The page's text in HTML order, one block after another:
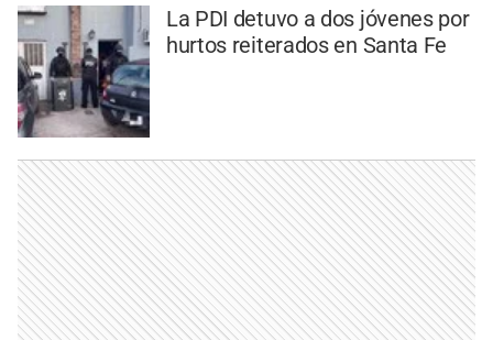
La PDI detuvo a dos jóvenes por
hurtos reiterados en Santa Fe